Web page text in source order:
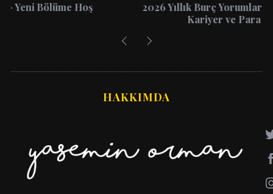
2026 Yıllık Burç Yorumları: 12 Burç İçin Aşk,
Kariyer ve Para Rehberi
HAKKIMDA